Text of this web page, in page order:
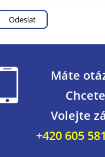
Máte
Chcete
Volejte
+420 605